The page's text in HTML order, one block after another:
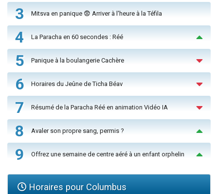
3 Mitsva en panique 😨 Arriver à l'heure à la Téfila
4 La Paracha en 60 secondes : Réé
5 Panique à la boulangerie Cachère
6 Horaires du Jeûne de Ticha Béav
7 Résumé de la Paracha Réé en animation Vidéo IA
8 Avaler son propre sang, permis ?
9 Offrez une semaine de centre aéré à un enfant orphelin
Horaires pour Columbus